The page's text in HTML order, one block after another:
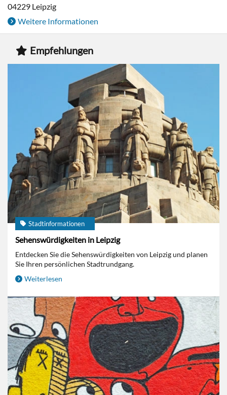
04229 Leipzig
Weitere Informationen
Empfehlungen
Stadtinformationen
Sehenswürdigkeiten in Leipzig
Entdecken Sie die Sehenswürdigkeiten von Leipzig und planen
Sie Ihren persönlichen Stadtrundgang.
Weiterlesen